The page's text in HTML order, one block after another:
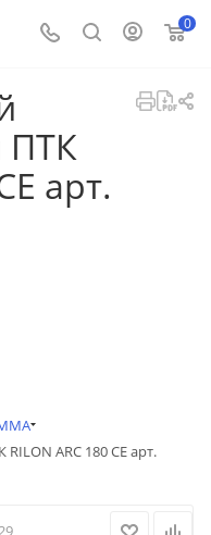
0
ПТК
арт.
ARC 180 СE арт.